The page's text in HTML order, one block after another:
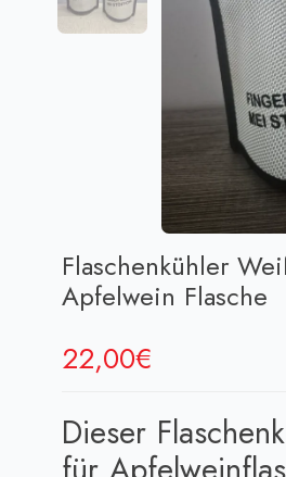
Flaschenkühler
Apfelwein Flasche
22,00€
Dieser